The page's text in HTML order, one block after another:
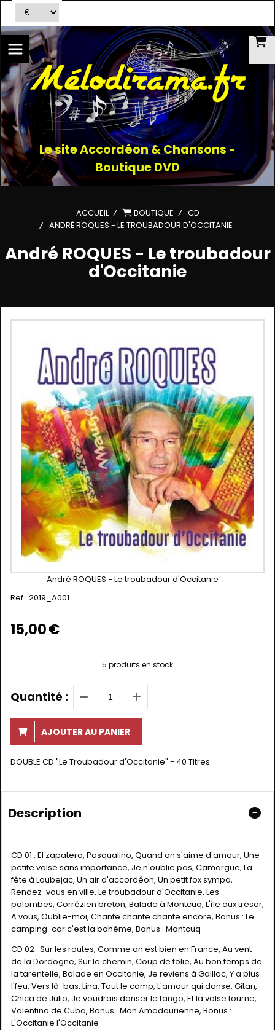
Le site Accordéon & Chansons -
Boutique DVD
ACCUEIL BOUTIQUE
CD
ANDRÉ ROQUES - LE TROUBADOUR D'OCCITANIE
André ROQUES - Le troubadour
d'Occitanie
André ROQUES - Le troubadour d'Occitanie
Ref : 2019_A001
15,00€
5 produits en stock
Quantité :
AJOUTER AU PANIER
DOUBLE CD "Le Troubadour d'Occitanie" - 40 Titres
Description
CD 01 : El zapatero, Pasqualino, Quand on s'aime d'amour, Une
petite valse sans importance, Je n'oublie pas, Camargue, La
fête à Loubejac, Un air d'accordéon, Un petit fox sympa,
Rendez-vous en ville, Le troubadour d'Occitanie, Les
palombes, Corrézien breton, Balade à Montcuq, L'île aux trésor,
A vous, Oublie-moi, Chante chante chante encore, Bonus : Le
camping-car c'est la bohème, Bonus : Montcuq
CD 02 : Sur les routes, Comme on est bien en France, Au vent
de la Dordogne, Sur le chemin, Coup de folie, Au bon temps de
la tarentelle, Balade en Occitanie, Je reviens à Gaillac, Y a plus
l'feu, Vers là-bas, Lina, Tout le camp, L'amour qui danse, Gitan,
Chica de Julio, Je voudrais danser le tango, Et la valse tourne,
Valentino de Cuba, Bonus : Mon Amadourienne, Bonus :
L'Occitanie l'Occitanie